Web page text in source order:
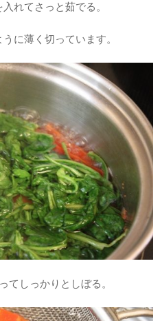
れてさっと茹でる。
に薄く切っています。
しっかりとしぼる。